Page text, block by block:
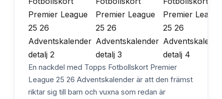
En nackdel med Topps Fotbollskort Premier
League 25 26 Adventskalender är att den främst
riktar sig till barn och vuxna som redan är